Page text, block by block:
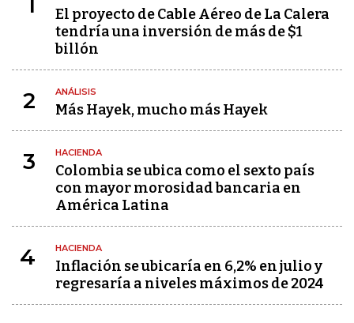
El proyecto de Cable Aéreo de La Calera
tendría una inversión de más de $1
billón
2 ANÁLISIS
Más Hayek, mucho más Hayek
3 HACIENDA
Colombia se ubica como el sexto país
con mayor morosidad bancaria en
América Latina
4 HACIENDA
Inflación se ubicaría en 6,2% en julio y
regresaría a niveles máximos de 2024